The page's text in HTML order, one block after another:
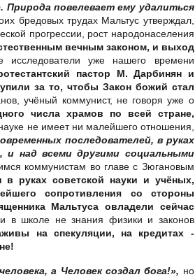
Природа повелевает ему удалиться
бредовых трудах Мальтус утверждал,
прогрессии, рост народонаселения
вечным законом, и выход
исследователи уже нашего времени
пастор М. Дарбинян и
за то, чтобы Закон божий стал
учёный коммунист, не говоря уже о
числа храмов по всей стране,
не имеет ни малейшего отношения,
последователей, в руках
над всеми другими социальными
коммунистам во главе с Зюгановым
руках советской науки и учёных,
сопротивления со стороны
Мальтуса овладели сейчас
в школе не знания физики и законов
на спекуляции, на кредитах -
а Человек создал бога!», но